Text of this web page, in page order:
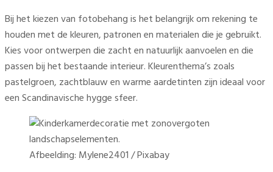
Bij het kiezen van fotobehang is het belangrijk om rekening te
houden met de kleuren, patronen en materialen die je gebruikt.
Kies voor ontwerpen die zacht en natuurlijk aanvoelen en die
passen bij het bestaande interieur. Kleurenthema’s zoals
pastelgroen, zachtblauw en warme aardetinten zijn ideaal voor
een Scandinavische hygge sfeer.
Afbeelding: Mylene2401 / Pixabay